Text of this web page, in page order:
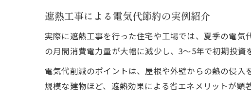
遮熱工事による電気代節約の実例紹介
実際に遮熱工事を行った住宅や工場では、夏季の電
の月間消費電力量が大幅に減少し、3～5年で初期投資
電気代削減のポイントは、屋根や外壁からの熱の侵
規模な建物ほど、遮熱効果による省エネメリットが顕